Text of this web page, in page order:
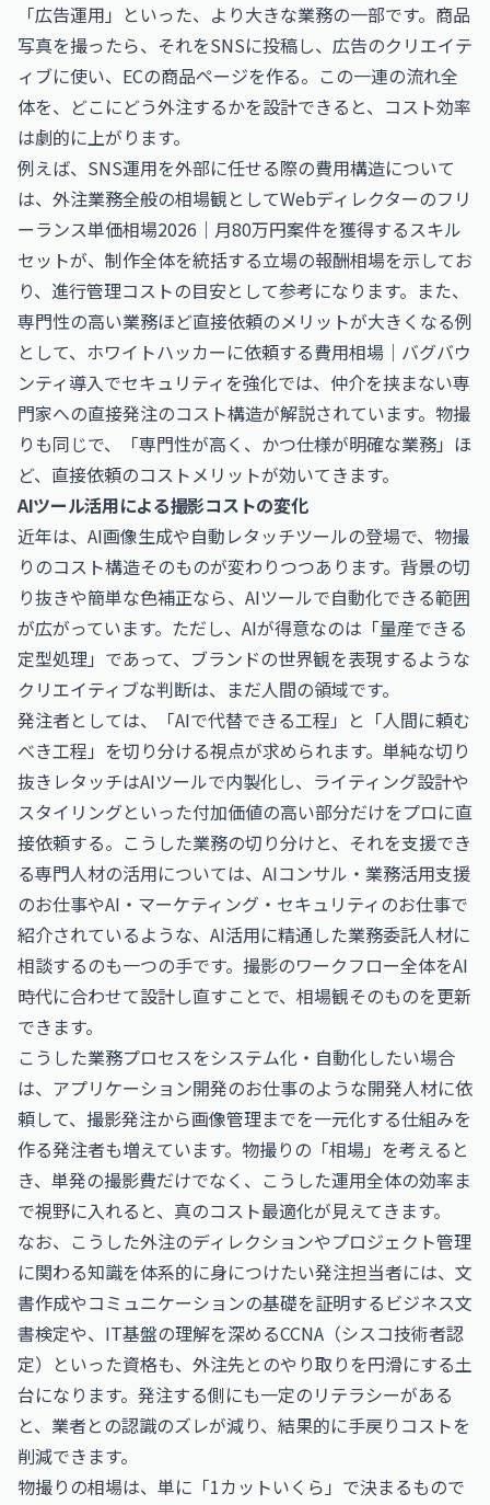
「広告運用」といった、より大きな業務の一部です。商品
写真を撮ったら、それをSNSに投稿し、広告のクリエイテ
ィブに使い、ECの商品ページを作る。この一連の流れ全
体を、どこにどう外注するかを設計できると、コスト効率
は劇的に上がります。
例えば、SNS運用を外部に任せる際の費用構造について
は、外注業務全般の相場観としてWebディレクターのフリ
ーランス単価相場2026｜月80万円案件を獲得するスキル
セットが、制作全体を統括する立場の報酬相場を示してお
り、進行管理コストの目安として参考になります。また、
専門性の高い業務ほど直接依頼のメリットが大きくなる例
として、 ホワイトハッカーに依頼する費用相場｜バグバウ
ンティ導入でセキュリティを強化では、仲介を挟まない専
門家への直接発注のコスト構造が解説されています。物撮
りも同じで、「専門性が高く、かつ仕様が明確な業務」ほ
ど、直接依頼のコストメリットが効いてきます。
AIツール活用による撮影コストの変化
近年は、AI画像生成や自動レタッチツールの登場で、物撮
りのコスト構造そのものが変わりつつあります。背景の切
り抜きや簡単な色補正なら、AIツールで自動化できる範囲
が広がっています。ただし、AIが得意なのは「量産できる
定型処理」であって、ブランドの世界観を表現するような
クリエイティブな判断は、まだ人間の領域です。
発注者としては、「AIで代替できる工程」と「人間に頼む
べき工程」を切り分ける視点が求められます。単純な切り
抜きレタッチはAIツールで内製化し、ライティング設計や
スタイリングといった付加価値の高い部分だけをプロに直
接依頼する。こうした業務の切り分けと、それを支援でき
る専門人材の活用については、 AIコンサル・業務活用支援
のお仕事やAI・マーケティング・セキュリティのお仕事で
紹介されているような、AI活用に精通した業務委託人材に
相談するのも一つの手です。撮影のワークフロー全体をAI
時代に合わせて設計し直すことで、相場観そのものを更新
できます。
こうした業務プロセスをシステム化・自動化したい場合
は、 アプリケーション開発のお仕事のような開発人材に依
頼して、撮影発注から画像管理までを一元化する仕組みを
作る発注者も増えています。物撮りの「相場」を考えると
き、単発の撮影費だけでなく、こうした運用全体の効率ま
で視野に入れると、真のコスト最適化が見えてきます。
なお、こうした外注のディレクションやプロジェクト管理
に関わる知識を体系的に身につけたい発注担当者には、文
書作成やコミュニケーションの基礎を証明する ビジネス文
書検定や、IT基盤の理解を深めるCCNA（シスコ技術者認
定） といった資格も、外注先とのやり取りを円滑にする土
台になります。発注する側にも一定のリテラシーがある
と、業者との認識のズレが減り、結果的に手戻りコストを
削減できます。
物撮りの相場は、単に「1カットいくら」で決まるもので